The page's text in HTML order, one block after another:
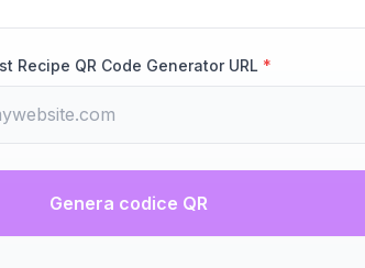
Recipe QR Code Generator URL *
Genera codice QR